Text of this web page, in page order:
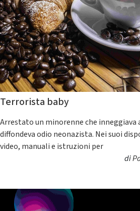
Terrorista baby
Arrestato un minorenne che inneggiava
diffondeva odio neonazista. Nei suoi
video, manuali e istruzioni per
di